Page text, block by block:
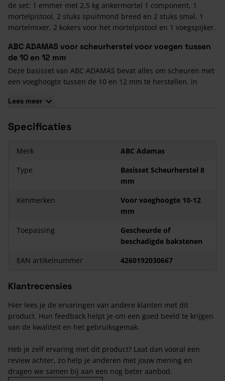
de set: 1 emmer met 2,5 kg ankermortel 1 component, 1
mortelpistool, 2 stuks spuitmond breed en 2 stuks smal, 1
mortelmixer, 2 kokers voor het mortelpistool en 1 voegspijker.
ABC ADAMAS voor scheurherstel voor voegen tussen
de 10 en 12 mm
Deze basisset van ABC ADAMAS bevat alles om scheuren met
een voeghoogte tussen de 10 en 12 mm te herstellen. In
Inhoud:
AISI 304
Ankermortel
1 emmer met 2,5 kilo, 1
Mortelpistool
2 stuks
2 stuks
Lees meer
Specificaties
Merk
ABC Adamas
Type
Basisset Scheurherstel 8
mm
Kenmerken
Voor voeghoogte 10-12
mm
Toepassing
Gescheurde of
beschadigde bakstenen
EAN artikelnummer
4260192030667
Klantrecensies
Hier lees je de ervaringen van andere klanten met dit
product. Hun feedback helpt je om een goed beeld te krijgen
van de kwaliteit en het gebruiksgemak.
Heb je zelf ervaring met dit product? Laat dan vooral een
review achter, zo help je anderen met jouw mening en
dragen we samen bij aan een nog beter aanbod.